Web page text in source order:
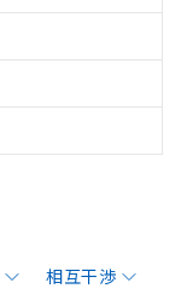
相互干渉